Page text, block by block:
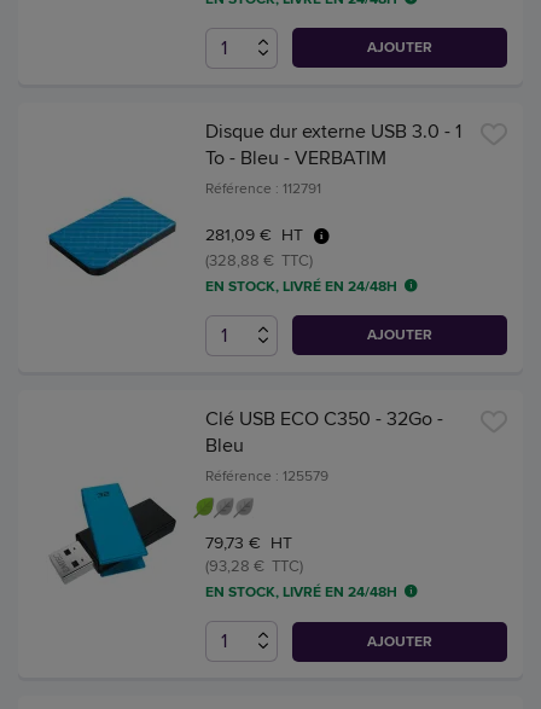
AJOUTER
Disque dur externe USB 3.0 - 1
To - Bleu - VERBATIM
Référence : 112791
281,09 € HT
(328,88 € TTC)
EN STOCK, LIVRÉ EN 24/48H
AJOUTER
Clé USB ECO C350 - 32Go -
Bleu
Référence : 125579
79,73 € HT
(93,28 € TTC)
EN STOCK, LIVRÉ EN 24/48H
AJOUTER